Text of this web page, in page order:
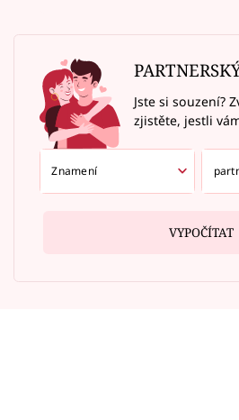
Jste si souzení?
zjistěte, jestli
VYPOČÍTAT